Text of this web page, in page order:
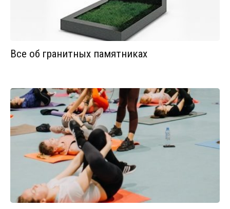
Все об гранитных памятниках